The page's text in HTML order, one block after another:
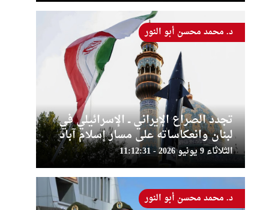
تجدد الصراع الإيراني ــ الإسرائيلي في
لبنان وانعكاساته على مسار إسلام آباد
الثلاثاء 9 يونيو 2026 - 11:12:31
د. محمد محسن أبو النور
د. محمد محسن أبو النور